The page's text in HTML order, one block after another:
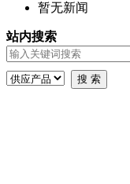
暂无新闻
站内搜索